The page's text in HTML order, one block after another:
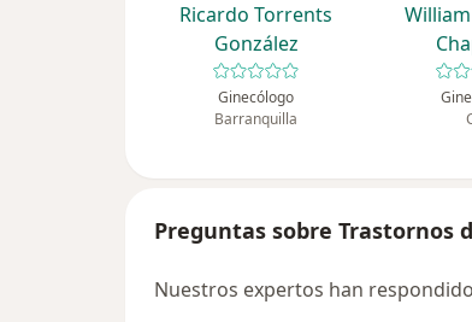
Ricardo Torrents
González
Ginecólogo
Barranquilla
Preguntas sobre Trastornos
Nuestros expertos han